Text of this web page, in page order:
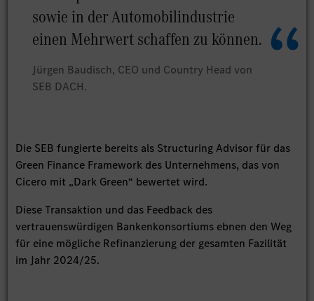
sowie in der Automobilindustrie
einen Mehrwert schaffen zu können.
Jürgen Baudisch, CEO und Country Head von
SEB DACH.
Die SEB fungierte bereits als Structuring Advisor für das
Green Finance Framework des Unternehmens, das von
Cicero mit „Dark Green“ bewertet wird.
Diese Transaktion und das Feedback des
vertrauenswürdigen Bankenkonsortiums ebnen den Weg
für eine mögliche Refinanzierung der gesamten Fazilität
im Jahr 2024/25.